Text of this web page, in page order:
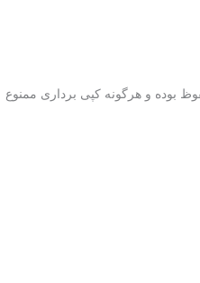
بوده و هرگونه کپی برداری ممنوع